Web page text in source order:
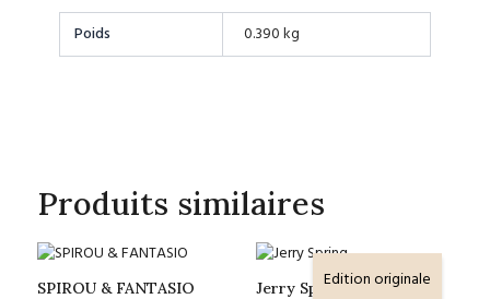
Poids 0.390 kg
Produits similaires
SPIROU & FANTASIO Edition originale
Jerry Spring